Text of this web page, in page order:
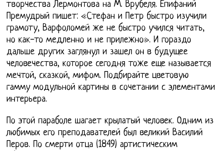
творчества Лермонтова на М. Врубеля. Епифаний
Премудрый пишет: «Стефан и Петр быстро изучили
грамоту, Варфоломей же не быстро учился читать,
но как-то медленно и не прилежно». И гораздо
дальше других заглянул и зашел он в будущее
человечества, которое сегодня тоже еще называется
мечтой, сказкой, мифом. Подбирайте цветовую
гамму модульной картины в сочетании с элементами
интерьера.
По этой параболе шагает крылатый человек. Одним из
любимых его преподавателей был великий Василий
Перов. По смерти отца (1849) артистическим